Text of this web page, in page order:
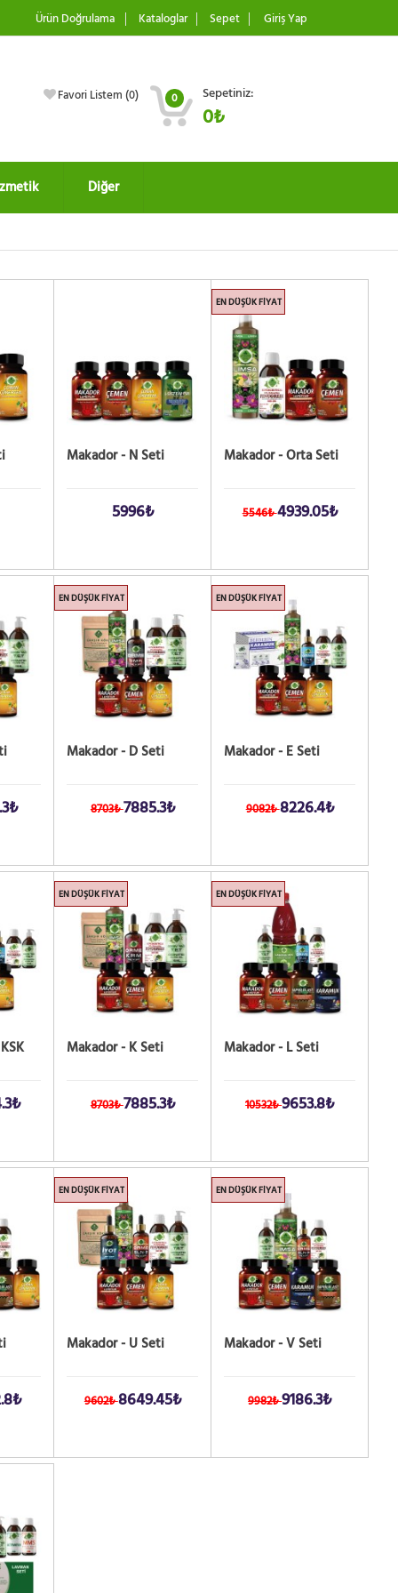
Ürün Doğrulama Kataloglar Sepet Giriş Yap
Favori Listem (0) 0 Sepetiniz:
0₺
Diğer
Makador - N Seti
5996₺
EN DÜŞÜK FIYAT
Makador - Orta Seti
5546₺4939.05₺
EN DÜŞÜK FIYAT
Makador - D Seti
8703₺7885.3₺
EN DÜŞÜK FIYAT
Makador - E Seti
9082₺8226.4₺
EN DÜŞÜK FIYAT
Makador - K Seti
8703₺7885.3₺
EN DÜŞÜK FIYAT
Makador - L Seti
10532₺9653.8₺
EN DÜŞÜK FIYAT
Makador - U Seti
9602₺8649.45₺
EN DÜŞÜK FIYAT
Makador - V Seti
9982₺9186.3₺